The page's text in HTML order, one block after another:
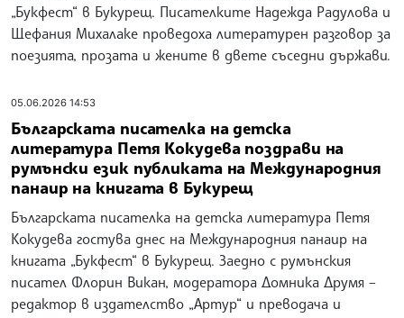
кръвта“ в превод на румънски език. В събитието
участваше и преводачката Ливия Нистор.
Всяко поколение изживява своята илюзия за
свобода, каза писателката Елена Алексиева на
Международния панаир на книгата в Букурещ
Всяко поколение изживява своята илюзия за свобода,
каза писателката Елена Алексиева на Международния
панаир на книгата „Букфест“ в Букурещ. Днес тя
представи пред публиката романа си „Вулкан“ в превод
на румънски език.
06.06.2026 12:22